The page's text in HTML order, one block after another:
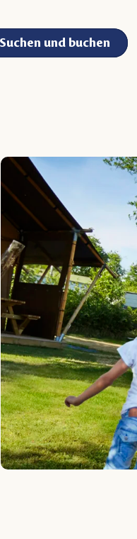
Suchen und buchen